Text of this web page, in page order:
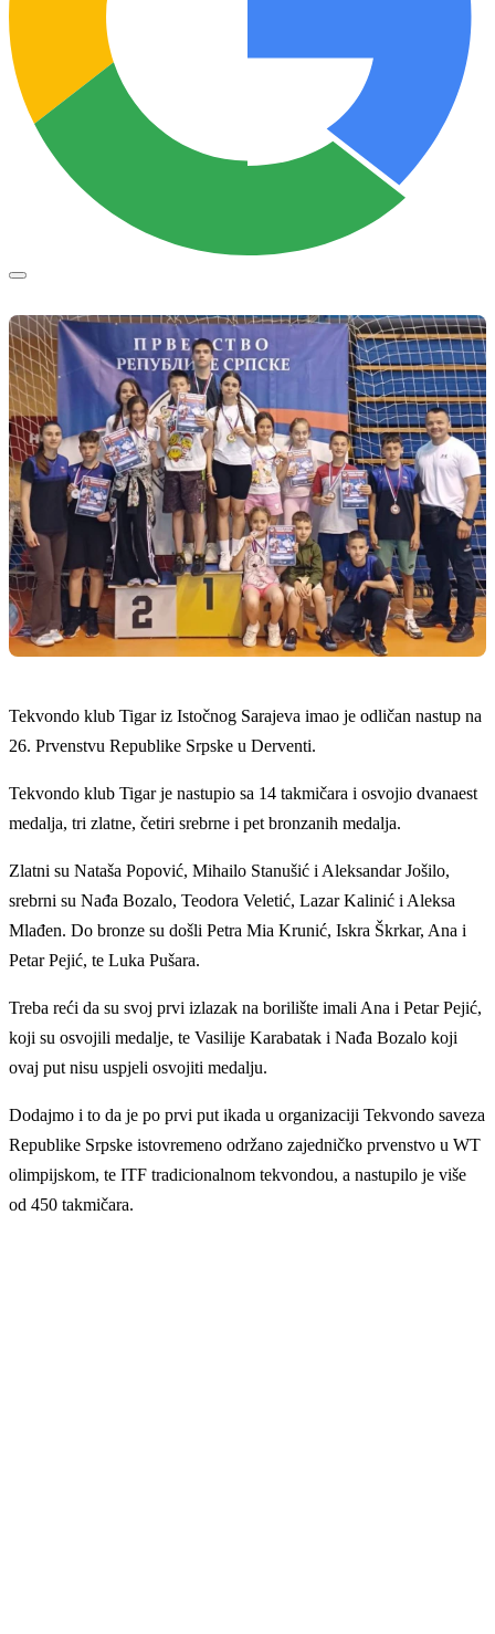
Tekvondo klub Tigar iz Istočnog Sarajeva imao je odličan nastup na
26. Prvenstvu Republike Srpske u Derventi.
Tekvondo klub Tigar je nastupio sa 14 takmičara i osvojio dvanaest
medalja, tri zlatne, četiri srebrne i pet bronzanih medalja.
Zlatni su Nataša Popović, Mihailo Stanušić i Aleksandar Jošilo,
srebrni su Nađa Bozalo, Teodora Veletić, Lazar Kalinić i Aleksa
Mlađen. Do bronze su došli Petra Mia Krunić, Iskra Škrkar, Ana i
Petar Pejić, te Luka Pušara.
Treba reći da su svoj prvi izlazak na borilište imali Ana i Petar Pejić,
koji su osvojili medalje, te Vasilije Karabatak i Nađa Bozalo koji
ovaj put nisu uspjeli osvojiti medalju.
Dodajmo i to da je po prvi put ikada u organizaciji Tekvondo saveza
Republike Srpske istovremeno održano zajedničko prvenstvo u WT
olimpijskom, te ITF tradicionalnom tekvondou, a nastupilo je više
od 450 takmičara.